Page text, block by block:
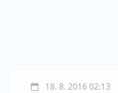
18. 8. 2016 02:13